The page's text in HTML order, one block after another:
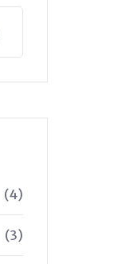
(4)
(3)